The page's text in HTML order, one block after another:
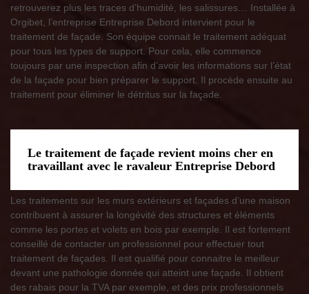
retrouverez plus les traces d’humidité, les salissures… Installée à
Orgibet, l’entreprise Entreprise Debord intervient pour le
traitement de façade. Son équipe connait le traitement adéquat
pour tous les types de support. Pour cela, elle commence
toujours par une inspection afin d’avoir les informations sur l’état
de la façade pour bien préparer le support. Il procède ensuite au
traitement pour éliminer le détritus sur la façade.
Le traitement de façade revient moins cher en
travaillant avec le ravaleur Entreprise Debord
Les traitements sur les murs extérieurs et façades d’une maison
contribuent à assurer la longévité des structures et éléments
comme les portes et volets en bois par exemple. Il est fortement
conseillé de contacter un professionnel pour effectuer tout
traitement de façades. Il est qualifié pour connaitre le meilleur
devant une pathologie donnée qui atteint une façade. Il obtient
des rabais pour la TVA par exemple, et des prix professionnels